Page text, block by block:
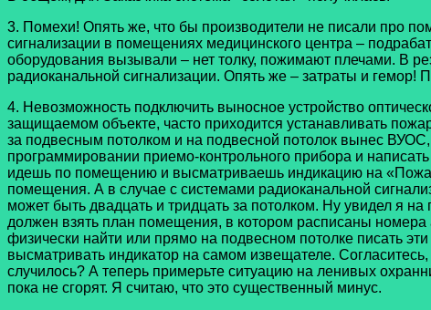
3. Помехи! Опять же, что бы производители не писали про
сигнализации в помещениях медицинского центра –
оборудования вызывали – нет толку, пожимают плечами. В
радиоканальной сигнализации. Опять же – затраты и гемор!
4. Невозможность подключить выносное устройство
защищаемом объекте, часто приходится устанавливать
за подвесным потолком и на подвесной потолок вынес
программировании приемо-контрольного прибора и
идешь по помещению и высматриваешь индикацию на
помещения. А в случае с системами радиоканальной
может быть двадцать и тридцать за потолком. Ну увидел я
должен взять план помещения, в котором расписаны
физически найти или прямо на подвесном потолке писать
высматривать индикатор на самом извещателе.
случилось? А теперь примерьте ситуацию на ленивых
пока не сгорят. Я считаю, что это существенный минус.